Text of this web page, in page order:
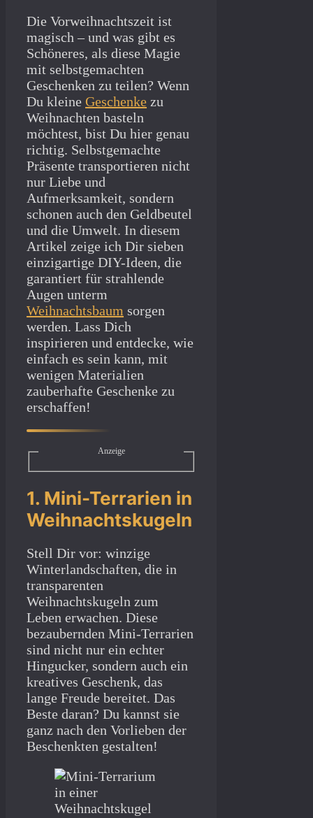
Die Vorweihnachtszeit ist
magisch – und was gibt es
Schöneres, als diese Magie
mit selbstgemachten
Geschenken zu teilen? Wenn
Du kleine Geschenke zu
Weihnachten basteln
möchtest, bist Du hier genau
richtig. Selbstgemachte
Präsente transportieren nicht
nur Liebe und
Aufmerksamkeit, sondern
schonen auch den Geldbeutel
und die Umwelt. In diesem
Artikel zeige ich Dir sieben
einzigartige DIY-Ideen, die
garantiert für strahlende
Augen unterm
Weihnachtsbaum sorgen
werden. Lass Dich
inspirieren und entdecke, wie
einfach es sein kann, mit
wenigen Materialien
zauberhafte Geschenke zu
erschaffen!
Anzeige
1. Mini-Terrarien in
Weihnachtskugeln
Stell Dir vor: winzige
Winterlandschaften, die in
transparenten
Weihnachtskugeln zum
Leben erwachen. Diese
bezaubernden Mini-Terrarien
sind nicht nur ein echter
Hingucker, sondern auch ein
kreatives Geschenk, das
lange Freude bereitet. Das
Beste daran? Du kannst sie
ganz nach den Vorlieben der
Beschenkten gestalten!